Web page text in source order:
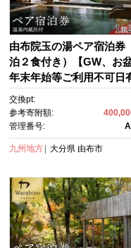
由布院玉の湯ペア宿泊券
泊２食付き）【GW、お盆
年末年始等ご利用不可日
| 宿泊券 宿泊 旅行券 温泉
光 旅行 ホテル 旅館 クー
ン チケット トラベルク
すすめ 大分県 由布市
交換pt:
参考寄附額:
管理番号:
九州地方 大分県 由布市